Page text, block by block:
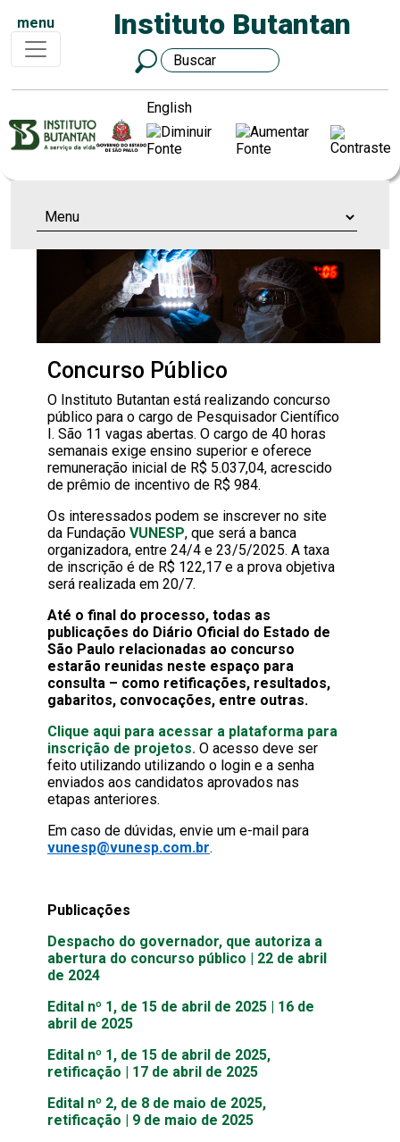
menu Instituto Butantan
English
Concurso Público
O Instituto Butantan está realizando concurso
público para o cargo de Pesquisador Científico
I. São 11 vagas abertas. O cargo de 40 horas
semanais exige ensino superior e oferece
remuneração inicial de R$ 5.037,04, acrescido
de prêmio de incentivo de R$ 984.
Os interessados podem se inscrever no site
da Fundação VUNESP, que será a banca
organizadora, entre 24/4 e 23/5/2025. A taxa
de inscrição é de R$ 122,17 e a prova objetiva
será realizada em 20/7.
Até o final do processo, todas as
publicações do Diário Oficial do Estado de
São Paulo relacionadas ao concurso
estarão reunidas neste espaço para
consulta – como retificações, resultados,
gabaritos, convocações, entre outras.
Clique aqui para acessar a plataforma para
inscrição de projetos. O acesso deve ser
feito utilizando utilizando o login e a senha
enviados aos candidatos aprovados nas
etapas anteriores.
Em caso de dúvidas, envie um e-mail para
vunesp@vunesp.com.br.
Publicações
Despacho do governador, que autoriza a
abertura do concurso público | 22 de abril
de 2024
Edital nº 1, de 15 de abril de 2025 | 16 de
abril de 2025
Edital nº 1, de 15 de abril de 2025,
retificação | 17 de abril de 2025
Edital nº 2, de 8 de maio de 2025,
retificação | 9 de maio de 2025